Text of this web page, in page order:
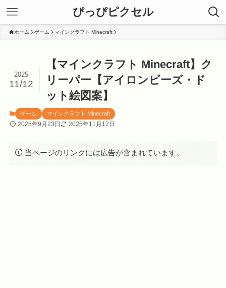
ぴっぴピクセル
ホーム ゲーム マインクラフト Minecraft
【マインクラフト Minecraft】ク
リーパー【アイロンビーズ・ド
ット絵図案】
2025
11/12
ゲーム マインクラフト Minecraft
2025年9月23日 2025年11月12日
当ページのリンクには広告が含まれています。